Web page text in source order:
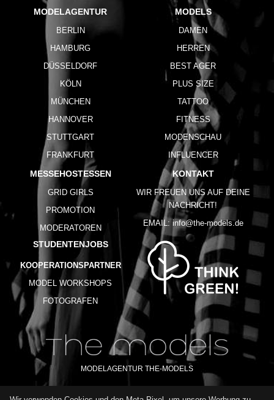
MODELAGENTUR
BERLIN
HAMBURG
DÜSSELDORF
KÖLN
MÜNCHEN
HANNOVER
STUTTGART
FRANKFURT
MODELS
DAMEN
HERREN
BEST AGER
PLUS SIZE
TATTOO
FITNESS
MODENSCHAU
INFLUENCER
MESSEHOSTESSEN
GRID GIRLS
PROMOTION
MODERATOREN
STUDENTENJOBS
KOOPERATIONSPARTNER
MODEL WORKSHOPS
FOTOGRAFEN
KONTAKT
WIR FREUEN UNS AUF DEINE
NACHRICHT!
EMAIL: info@the-models.de
MODELAGENTUR THE-MODELS